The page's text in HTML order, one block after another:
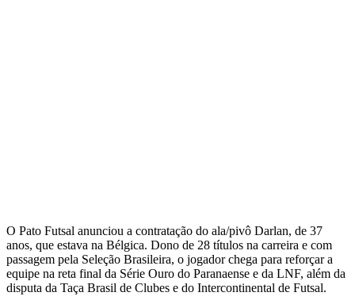
O Pato Futsal anunciou a contratação do ala/pivô Darlan, de 37
anos, que estava na Bélgica. Dono de 28 títulos na carreira e com
passagem pela Seleção Brasileira, o jogador chega para reforçar a
equipe na reta final da Série Ouro do Paranaense e da LNF, além da
disputa da Taça Brasil de Clubes e do Intercontinental de Futsal.